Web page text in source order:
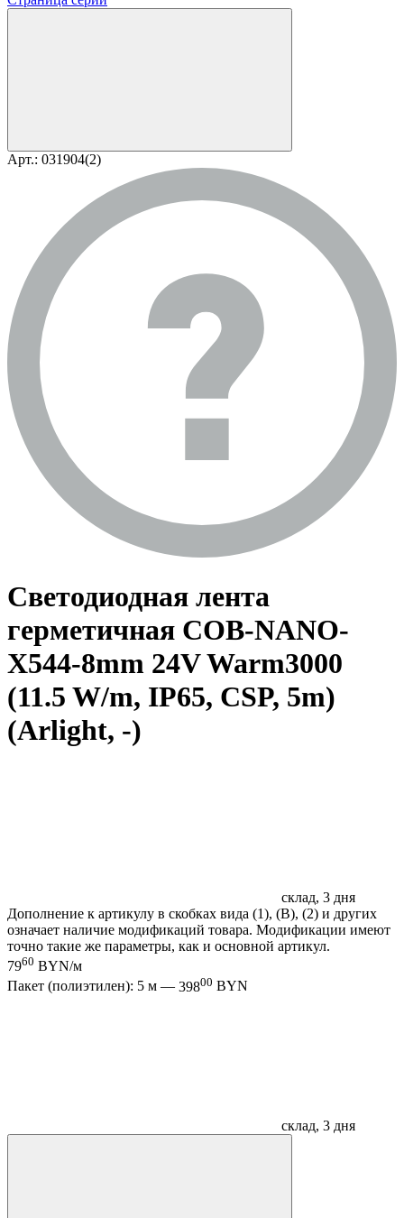
Арт.: 031904(2)
Светодиодная лента
герметичная COB-NANO-
X544-8mm 24V Warm3000
(11.5 W/m, IP65, CSP, 5m)
(Arlight, -)
склад, 3 дня
Дополнение к артикулу в скобках вида (1), (B), (2) и других
означает наличие модификаций товара. Модификации имеют
точно такие же параметры, как и основной артикул.
7960 BYN/м
Пакет (полиэтилен): 5 м — 39800 BYN
склад, 3 дня